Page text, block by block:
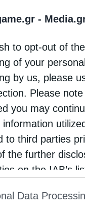
-
to opt-out of
of your
by us, please
Please
you may
information
to third parties
the further
on the IAB’s
of Downstream
Data
όλων
(LNG) από
η Atlantic-SEE
ετησίως
στρατηγική
πλαισίου
εταιρειών που
ως η πρώτη
αύξησης
με την